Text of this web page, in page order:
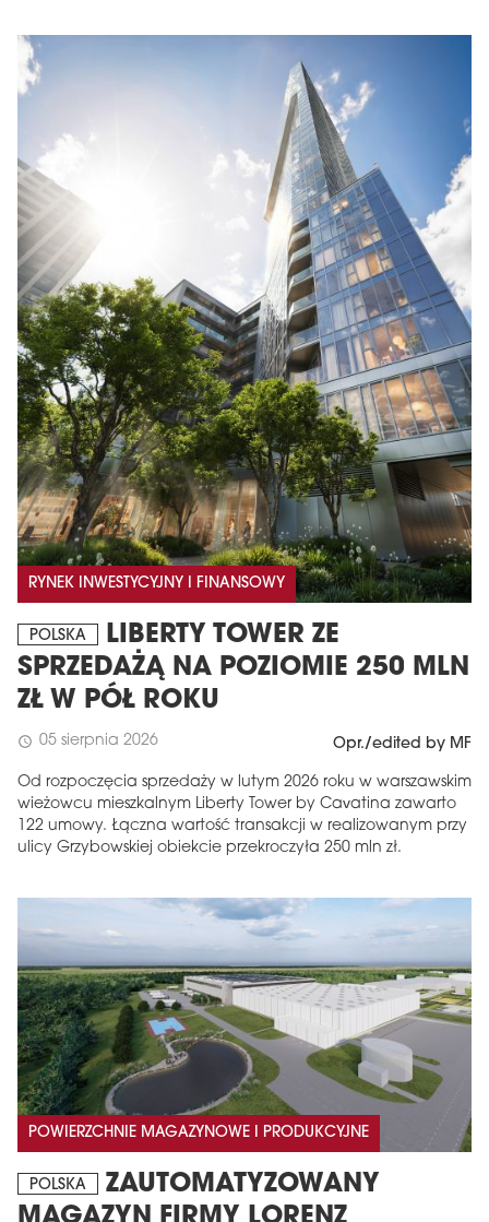
RYNEK INWESTYCYJNY I FINANSOWY
POLSKA
LIBERTY TOWER ZE
SPRZEDAŻĄ NA POZIOMIE 250 MLN
ZŁ W PÓŁ ROKU
schedule 05 sierpnia 2026 Opr./edited by MF
Od rozpoczęcia sprzedaży w lutym 2026 roku w warszawskim
wieżowcu mieszkalnym Liberty Tower by Cavatina zawarto
122 umowy. Łączna wartość transakcji w realizowanym przy
ulicy Grzybowskiej obiekcie przekroczyła 250 mln zł.
POWIERZCHNIE MAGAZYNOWE I PRODUKCYJNE
POLSKA
ZAUTOMATYZOWANY